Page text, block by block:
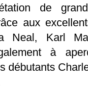
de
aux
Neal, Karl
à
débutants